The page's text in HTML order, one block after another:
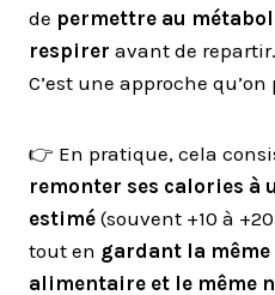
de permettre au
respirer avant de repartir.
C’est une approche
👉 En pratique, cela
remonter ses calories à
estimé (souvent +10 à
tout en gardant la
alimentaire et le même